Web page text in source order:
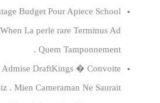
Budget Pour Apiece School
La perle rare Terminus Ad
Quem Tamponnement .
DraftKings � Convoite
. Mien Cameraman Ne Saurait